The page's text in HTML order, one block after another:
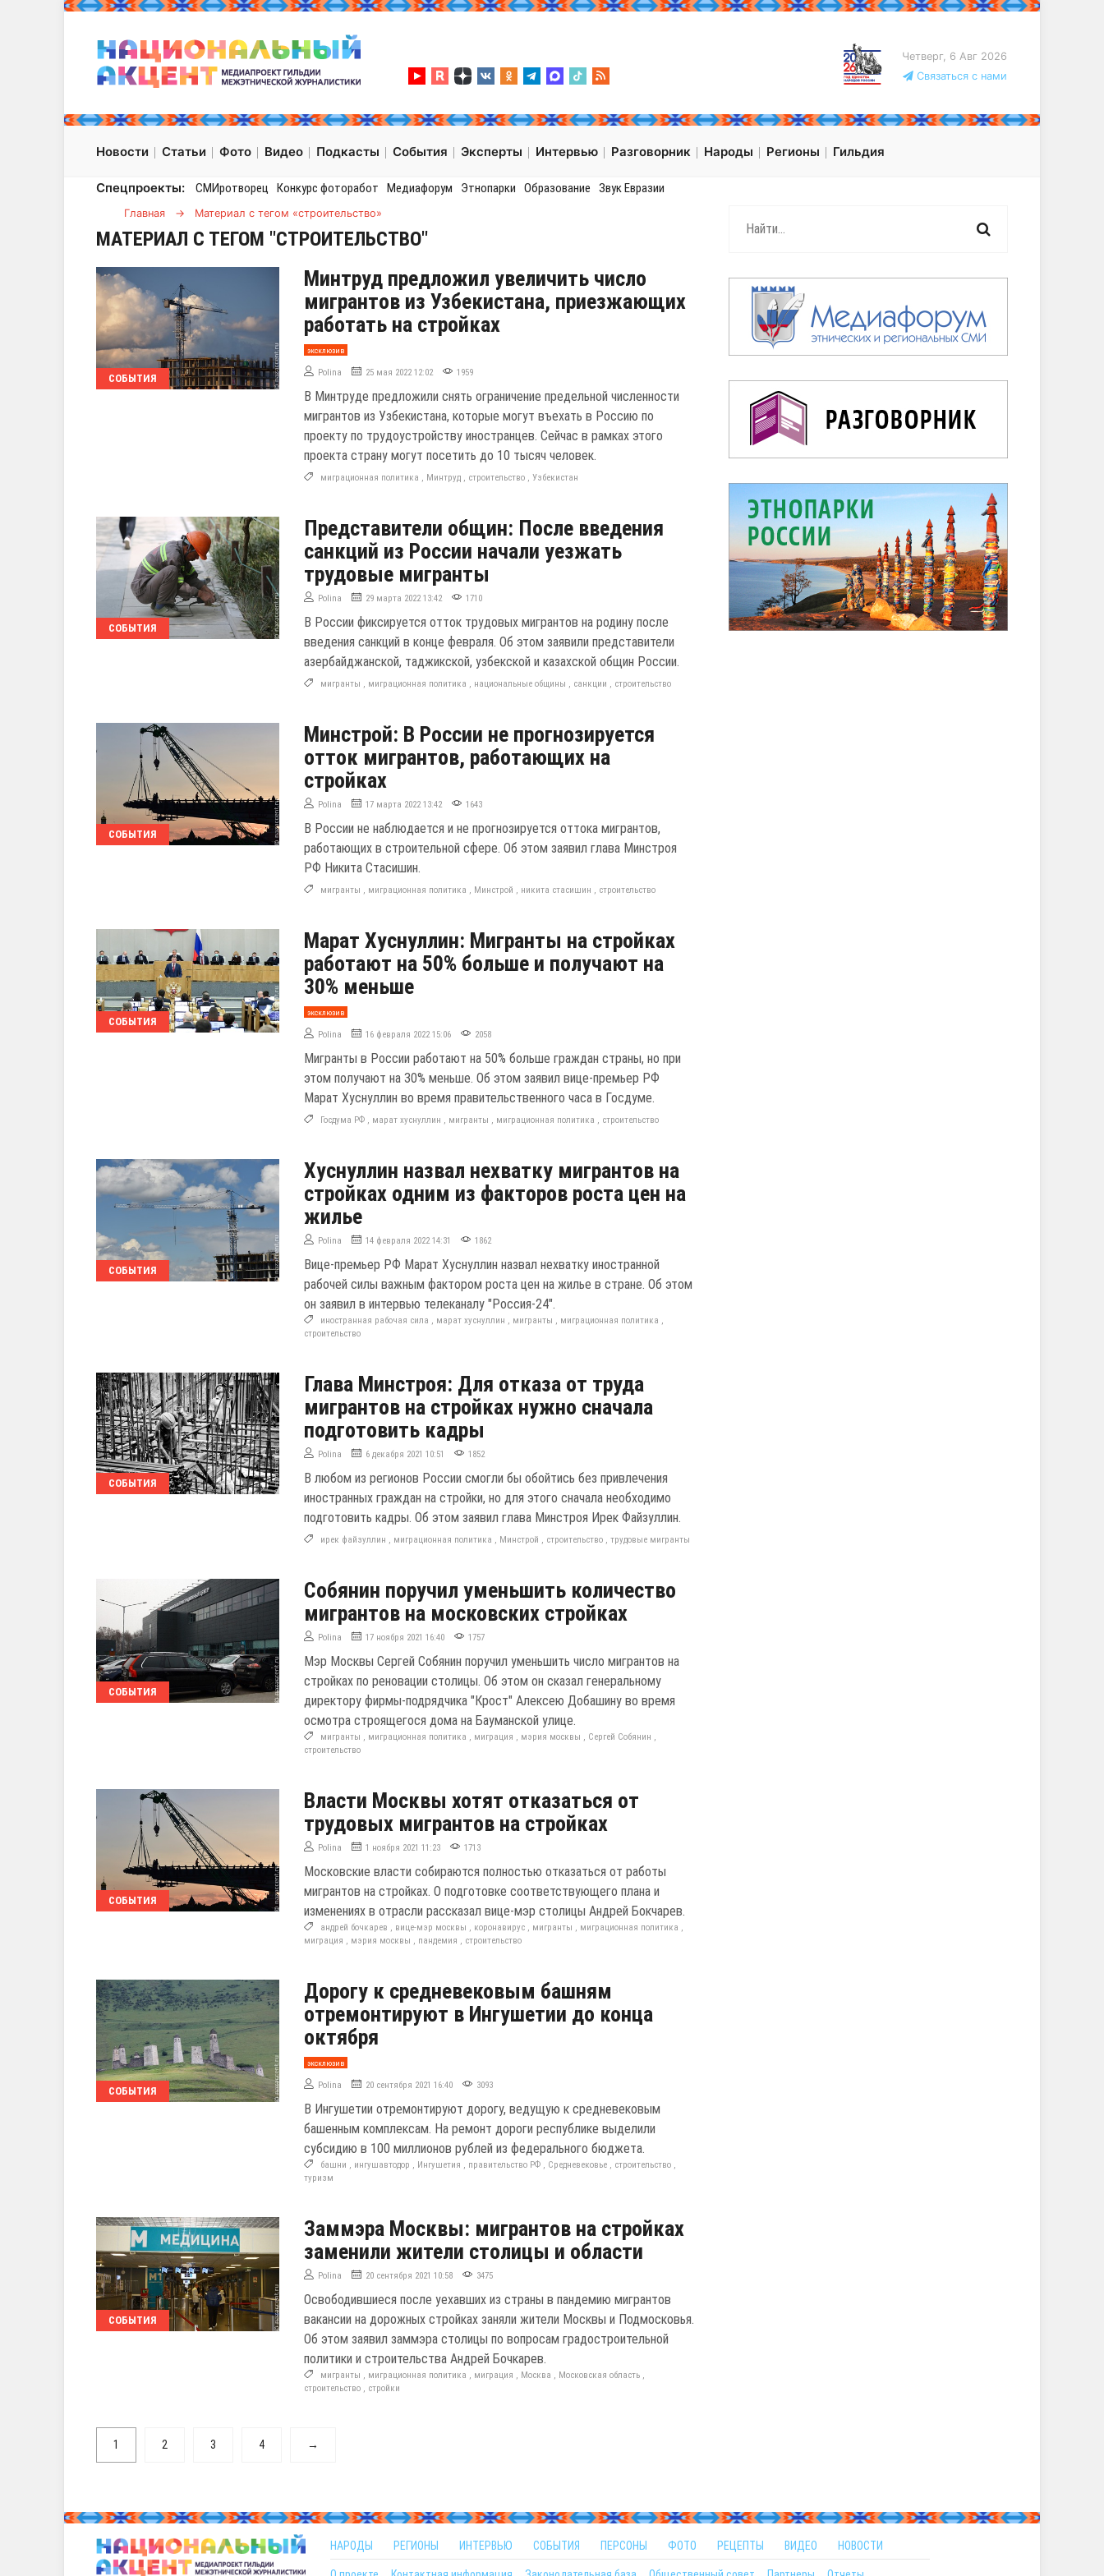
Четверг, 6 Авг 2026
Связаться с нами
Новости Статьи Фото Видео Подкасты События Эксперты Интервью Разговорник Народы Регионы Гильдия
Спецпроекты: СМИротворец Конкурс фоторабот Медиафорум Этнопарки Образование Звук Евразии
Главная → Материал с тегом «строительство»
МАТЕРИАЛ С ТЕГОМ "СТРОИТЕЛЬСТВО"
СОБЫТИЯ
Минтруд предложил увеличить число
мигрантов из Узбекистана, приезжающих
работать на стройках
эксклюзив
Polina 25 мая 2022 12:02 1959
В Минтруде предложили снять ограничение предельной численности
мигрантов из Узбекистана, которые могут въехать в Россию по
проекту по трудоустройству иностранцев. Сейчас в рамках этого
проекта страну могут посетить до 10 тысяч человек.
миграционная политика , Минтруд , строительство ,Узбекистан
СОБЫТИЯ
Представители общин: После введения
санкций из России начали уезжать
трудовые мигранты
Polina 29 марта 2022 13:42 1710
В России фиксируется отток трудовых мигрантов на родину после
введения санкций в конце февраля. Об этом заявили представители
азербайджанской, таджикской, узбекской и казахской общин России.
мигранты , миграционная политика , национальные общины , санкции , строительство
СОБЫТИЯ
Минстрой: В России не прогнозируется
отток мигрантов, работающих на
стройках
Polina 17 марта 2022 13:42 1643
В России не наблюдается и не прогнозируется оттока мигрантов,
работающих в строительной сфере. Об этом заявил глава Минстроя
РФ Никита Стасишин.
мигранты , миграционная политика , Минстрой , никита стасишин , строительство
СОБЫТИЯ
Марат Хуснуллин: Мигранты на стройках
работают на 50% больше и получают на
30% меньше
эксклюзив
Polina 16 февраля 2022 15:06 2058
Мигранты в России работают на 50% больше граждан страны, но при
этом получают на 30% меньше. Об этом заявил вице-премьер РФ
Марат Хуснуллин во время правительственного часа в Госдуме.
Госдума РФ , марат хуснуллин , мигранты , миграционная политика , строительство
СОБЫТИЯ
Хуснуллин назвал нехватку мигрантов на
стройках одним из факторов роста цен на
жилье
Polina 14 февраля 2022 14:31 1862
Вице-премьер РФ Марат Хуснуллин назвал нехватку иностранной
рабочей силы важным фактором роста цен на жилье в стране. Об этом
он заявил в интервью телеканалу "Россия-24".
иностранная рабочая сила , марат хуснуллин , мигранты , миграционная политика ,
строительство
СОБЫТИЯ
Глава Минстроя: Для отказа от труда
мигрантов на стройках нужно сначала
подготовить кадры
Polina 6 декабря 2021 10:51 1852
В любом из регионов России смогли бы обойтись без привлечения
иностранных граждан на стройки, но для этого сначала необходимо
подготовить кадры. Об этом заявил глава Минстроя Ирек Файзуллин.
ирек файзуллин , миграционная политика , Минстрой , строительство ,трудовые мигранты
СОБЫТИЯ
Собянин поручил уменьшить количество
мигрантов на московских стройках
Polina 17 ноября 2021 16:40 1757
Мэр Москвы Сергей Собянин поручил уменьшить число мигрантов на
стройках по реновации столицы. Об этом он сказал генеральному
директору фирмы-подрядчика "Крост" Алексею Добашину во время
осмотра строящегося дома на Бауманской улице.
мигранты , миграционная политика , миграция , мэрия москвы , Сергей Собянин ,
строительство
СОБЫТИЯ
Власти Москвы хотят отказаться от
трудовых мигрантов на стройках
Polina 1 ноября 2021 11:23 1713
Московские власти собираются полностью отказаться от работы
мигрантов на стройках. О подготовке соответствующего плана и
изменениях в отрасли рассказал вице-мэр столицы Андрей Бокчарев.
андрей бочкарев , вице-мэр москвы , коронавирус , мигранты , миграционная политика ,
миграция , мэрия москвы , пандемия , строительство
СОБЫТИЯ
Дорогу к средневековым башням
отремонтируют в Ингушетии до конца
октября
эксклюзив
Polina 20 сентября 2021 16:40 3093
В Ингушетии отремонтируют дорогу, ведущую к средневековым
башенным комплексам. На ремонт дороги республике выделили
субсидию в 100 миллионов рублей из федерального бюджета.
башни , ингушавтодор , Ингушетия , правительство РФ , Средневековье , строительство ,
туризм
СОБЫТИЯ
Заммэра Москвы: мигрантов на стройках
заменили жители столицы и области
Polina 20 сентября 2021 10:58 3475
Освободившиеся после уехавших из страны в пандемию мигрантов
вакансии на дорожных стройках заняли жители Москвы и Подмосковья.
Об этом заявил заммэра столицы по вопросам градостроительной
политики и строительства Андрей Бочкарев.
мигранты , миграционная политика , миграция , Москва , Московская область ,
строительство , стройки
1 2 3 4 →
НАРОДЫ РЕГИОНЫ ИНТЕРВЬЮ СОБЫТИЯ ПЕРСОНЫ ФОТО РЕЦЕПТЫ ВИДЕО НОВОСТИ